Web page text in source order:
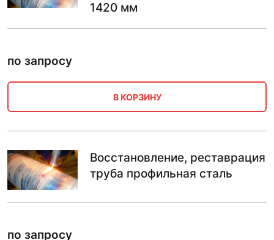
1420 мм
по запросу
В КОРЗИНУ
Восстановление, реставрация
труба профильная сталь
по запросу